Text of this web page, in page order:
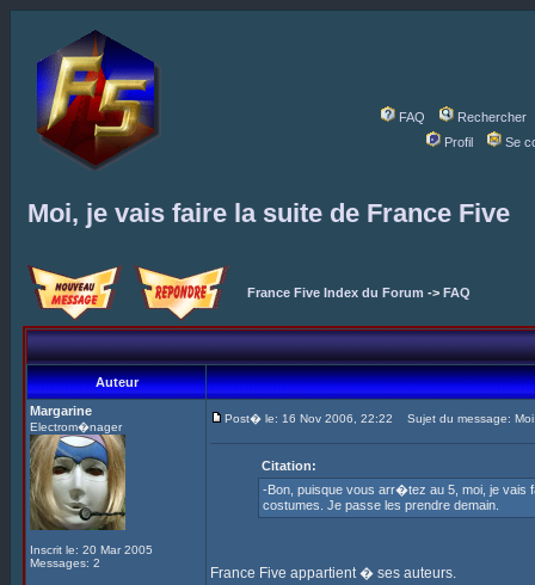
FAQ
Rechercher
Profil
Se
Moi, je vais faire la suite de France Five
France Five Index du Forum -> FAQ
Auteur
Margarine
Electrom�nager
Inscrit le: 20 Mar 2005
Messages: 2
Post� le: 16 Nov 2006, 22:22 Sujet du message:
Citation:
-Bon, puisque vous arr�tez au 5, moi, je vais
costumes. Je passe les prendre demain.
France Five appartient � ses auteurs.